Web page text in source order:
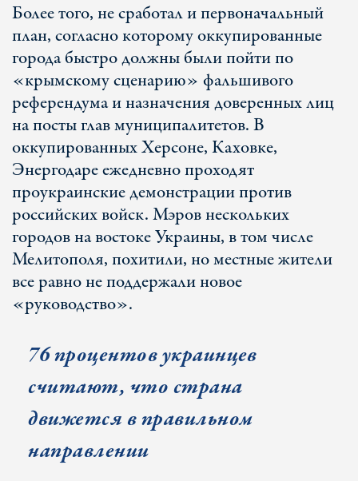
Более того, не сработал и первоначальный
план, согласно которому оккупированные
города быстро должны были пойти по
«крымскому сценарию» фальшивого
референдума и назначения доверенных лиц
на посты глав муниципалитетов. В
оккупированных Херсоне, Каховке,
Энергодаре ежедневно проходят
проукраинские демонстрации против
российских войск. Мэров нескольких
городов на востоке Украины, в том числе
Мелитополя, похитили, но местные жители
все равно не поддержали новое
«руководство».
76 процентов украинцев
считают, что страна
движется в правильном
направлении